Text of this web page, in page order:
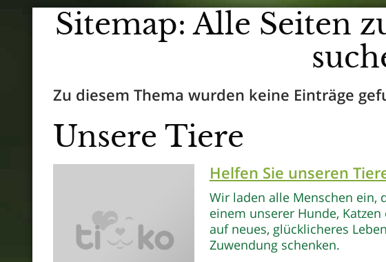
Sitemap: Alle Seiten
Zu diesem Thema wurden keine Einträge
Unsere Tiere
Helfen Sie unseren
Wir laden alle Menschen ein,
einem unserer Hunde,
auf neues, glücklicheres
Zuwendung schenken.